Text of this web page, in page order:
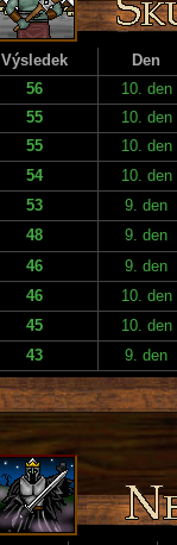
Výsledek
Den
56
10. den
55
10. den
55
10. den
54
10. den
53
9. den
48
9. den
46
9. den
46
10. den
45
10. den
43 9. den